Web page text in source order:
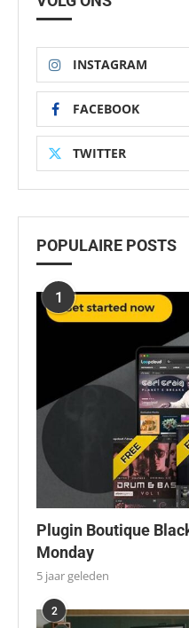
INSTAGRAM
FACEBOOK
TWITTER
POPULAIRE POSTS
1
Plugin Boutique
Monday
5 jaar geleden
2